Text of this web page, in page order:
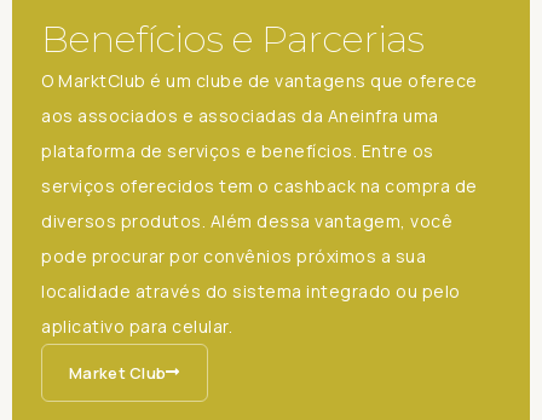
Benefícios e Parcerias
O MarktClub é um clube de vantagens que oferece
aos associados e associadas da Aneinfra uma
plataforma de serviços e benefícios. Entre os
serviços oferecidos tem o cashback na compra de
diversos produtos. Além dessa vantagem, você
pode procurar por convênios próximos a sua
localidade através do sistema integrado ou pelo
aplicativo para celular.
Market Club